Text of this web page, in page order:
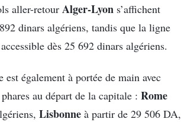
aller-retour Alger-Lyon s’affichent
dinars algériens, tandis que la ligne
dès 25 692 dinars algériens.
est également à portée de main avec
au départ de la capitale : Rome
Lisbonne à partir de 29 506 DA,